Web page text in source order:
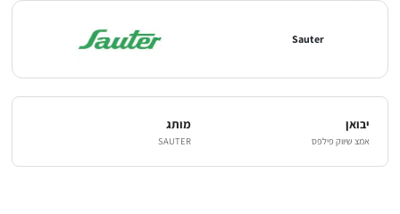
Sauter
יבואן
אמצ שיווק פילפס
מותג
SAUTER